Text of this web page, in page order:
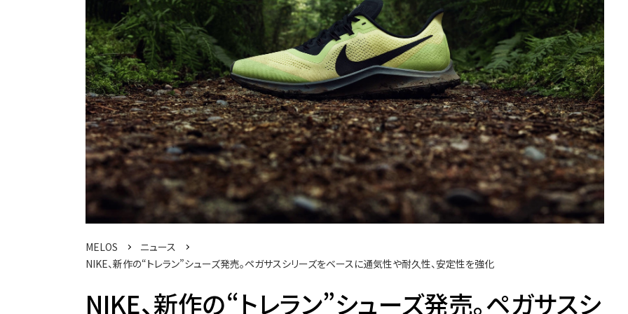
MELOS
ニュース
NIKE、新作の“トレラン”シューズ発売。ペガサスシリーズをベースに通気性や耐久性、安定性を強化
NIKE、新作の“トレラン”シューズ発売。ペガサスシ